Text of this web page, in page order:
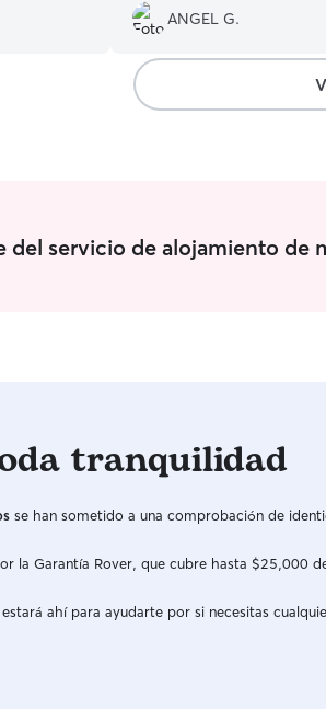
además, la comunicación
seguro que repetiré.
ANGEL G.
servicio de alojamiento de
tranquilidad
se han sometido a una comprobación de
la Garantía Rover, que cubre hasta $25,000
estará ahí para ayudarte por si necesitas